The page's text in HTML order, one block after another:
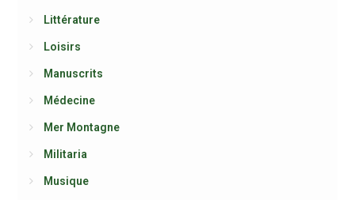
Littérature
Loisirs
Manuscrits
Médecine
Mer Montagne
Militaria
Musique